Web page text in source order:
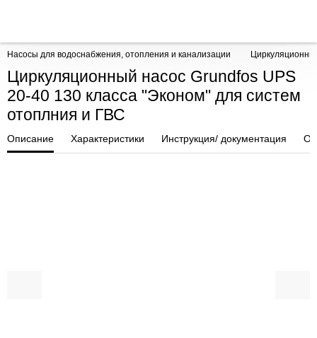
Насосы для водоснабжения, отопления и канализации
Циркуляционный насос Grundfos UPS
20-40 130 класса "Эконом" для систем
отоплния и ГВС
Описание Характеристики Инструкция/ документация